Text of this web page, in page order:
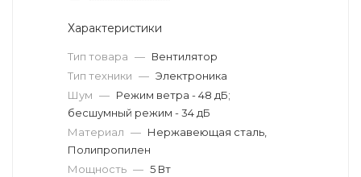
Характеристики
Тип товара — Вентилятор
Тип техники — Электроника
Шум — Режим ветра - 48 дБ;
бесшумный режим - 34 дБ
Материал — Нержавеющая сталь,
Полипропилен
Мощность — 5 Вт